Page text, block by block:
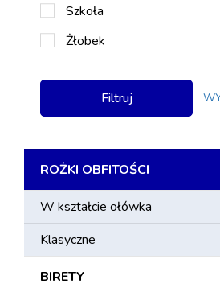
Szkoła
Żłobek
Filtruj
ROŻKI OBFITOŚCI
W kształcie ołówka
Klasyczne
BIRETY